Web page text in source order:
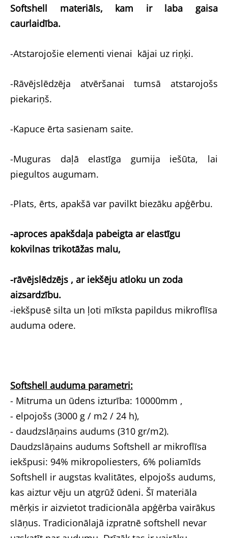
Softshell materiāls, kam ir laba gaisa
caurlaidība.
-Atstarojošie elementi vienai kājai uz riņķi.
-Rāvējslēdzēja atvēršanai tumsā atstarojošs
piekariņš.
-Kapuce ērta sasienam saite.
-Muguras daļā elastīga gumija iešūta, lai
piegultos augumam.
-Plats, ērts, apakšā var pavilkt biezāku apģērbu.
-aproces apakšdaļa pabeigta ar elastīgu
kokvilnas trikotāžas malu,
-rāvējslēdzējs , ar iekšēju atloku un zoda
aizsardzību.
-iekšpusē silta un ļoti mīksta papildus mikroflīsa
auduma odere.
Softshell auduma parametri:
- Mitruma un ūdens izturība: 10000mm ,
- elpojošs (3000 g / m2 / 24 h),
- daudzslāņains audums (310 gr/m2).
Daudzslāņains audums Softshell ar mikroflīsa
iekšpusi: 94% mikropoliesters, 6% poliamīds
Softshell ir augstas kvalitātes, elpojošs audums,
kas aiztur vēju un atgrūž ūdeni. Šī materiāla
mērķis ir aizvietot tradicionāla apģērba vairākus
slāņus. Tradicionālajā izpratnē softshell nevar